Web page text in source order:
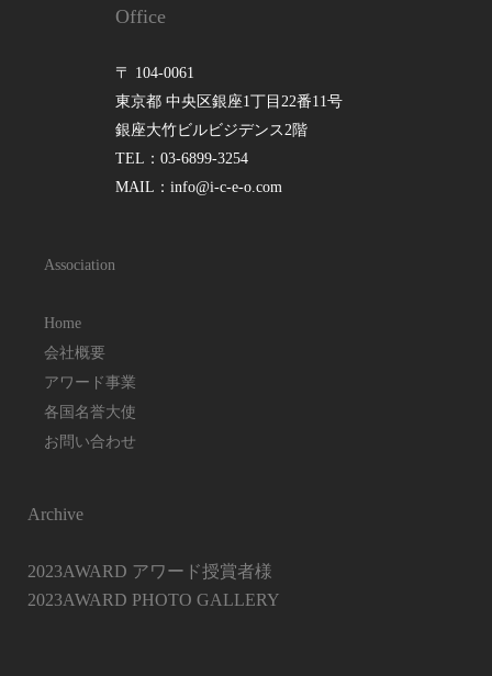
Office
〒 104-0061
東京都 中央区銀座1丁目22番11号
銀座大竹ビルビジデンス2階
TEL：03-6899-3254
MAIL：info@i-c-e-o.com
Association
Home
会社概要
アワード事業
各国名誉大使
お問い合わせ
Archive
2023AWARD アワード授賞者様
2023AWARD PHOTO GALLERY